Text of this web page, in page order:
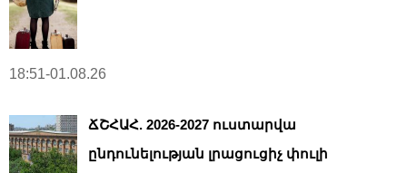
18:51-01.08.26
ՃՇՀԱՀ. 2026-2027 ուստարվա
ընդունելության լրացուցիչ փուլի